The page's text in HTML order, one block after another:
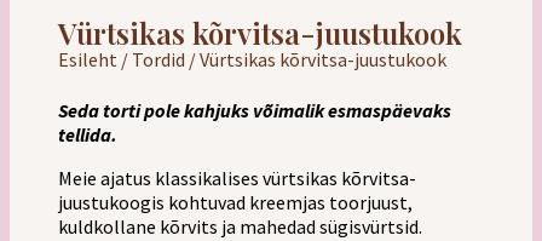
Vürtsikas kõrvitsa-juustukook
Esileht / Tordid / Vürtsikas kõrvitsa-juustukook
Seda torti pole kahjuks võimalik esmaspäevaks
tellida.
Meie ajatus klassikalises vürtsikas kõrvitsa-
juustukoogis kohtuvad kreemjas toorjuust,
kuldkollane kõrvits ja mahedad sügisvürtsid.